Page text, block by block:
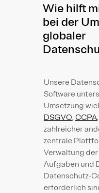
Wie hilft
bei der
globaler
Unsere
Software
Umsetzung
DSGVO, CCPA,
zahlreicher
zentrale
Verwaltung
Aufgaben und
Datenschutz-
erforderlich